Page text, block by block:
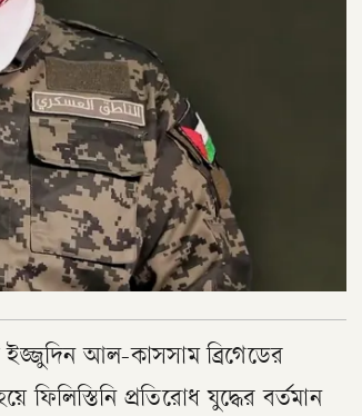
আল-কাসসাম ব্রিগেডের
ফিলিস্তিনি প্রতিরোধ যুদ্ধের বর্তমান